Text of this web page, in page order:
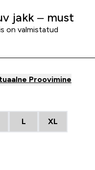
jakk – must
on valmistatud
Proovimine
L XL